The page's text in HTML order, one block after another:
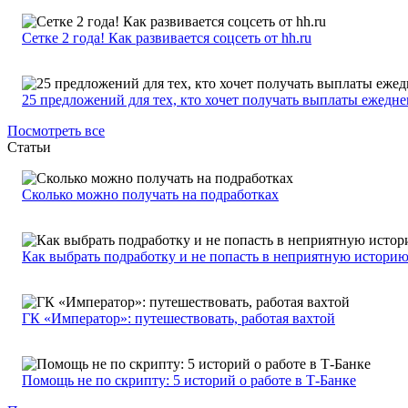
Сетке 2 года! Как развивается соцсеть от hh.ru
25 предложений для тех, кто хочет получать выплаты
Посмотреть все
Статьи
Сколько можно получать на подработках
Как выбрать подработку и не попасть в неприятную историю
ГК «Император»: путешествовать, работая вахтой
Помощь не по скрипту: 5 историй о работе в Т-Банке